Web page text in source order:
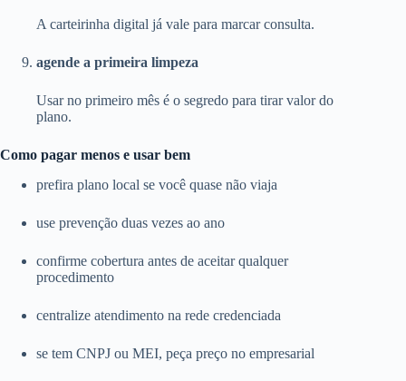
A carteirinha digital já vale para marcar consulta.
agende a primeira limpeza
Usar no primeiro mês é o segredo para tirar valor do
plano.
Como pagar menos e usar bem
prefira plano local se você quase não viaja
use prevenção duas vezes ao ano
confirme cobertura antes de aceitar qualquer
procedimento
centralize atendimento na rede credenciada
se tem CNPJ ou MEI, peça preço no empresarial